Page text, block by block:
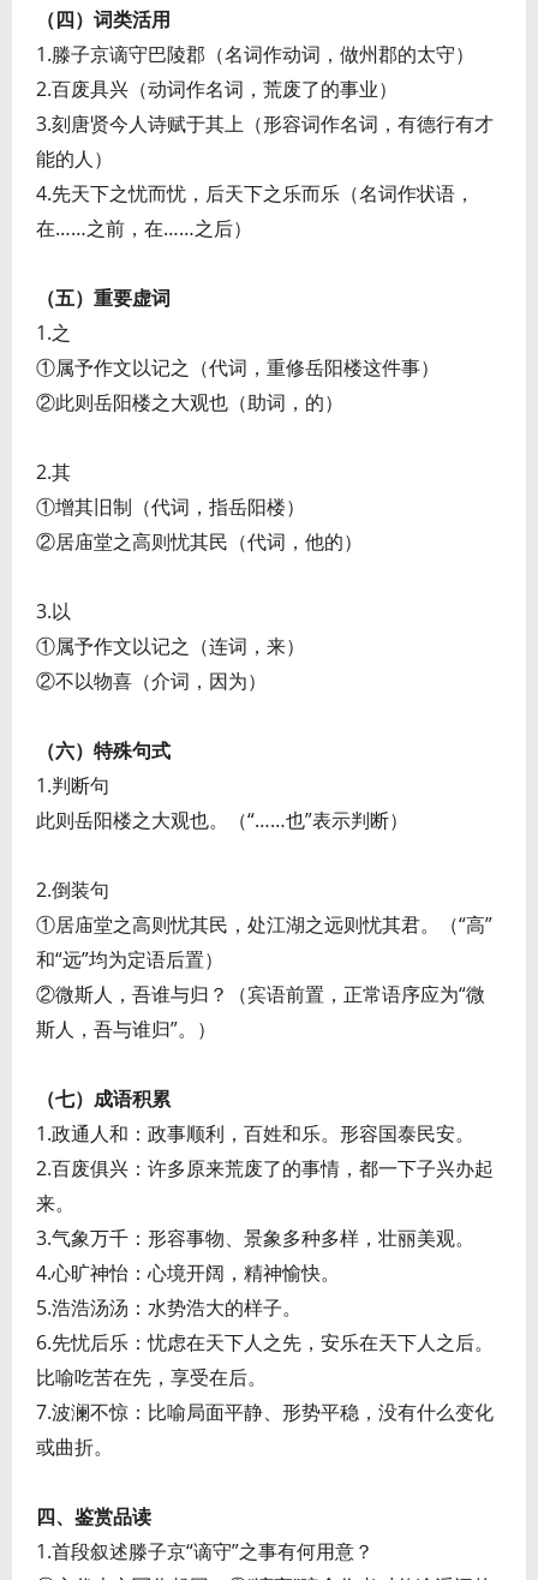
（四）词类活用
1.滕子京谪守巴陵郡（名词作动词，做州郡的太守）
2.百废具兴（动词作名词，荒废了的事业）
3.刻唐贤今人诗赋于其上（形容词作名词，有德行有才
能的人）
4.先天下之忧而忧，后天下之乐而乐（名词作状语，
在……之前，在……之后）
（五）重要虚词
1.之
①属予作文以记之（代词，重修岳阳楼这件事）
②此则岳阳楼之大观也（助词，的）
2.其
①增其旧制（代词，指岳阳楼）
②居庙堂之高则忧其民（代词，他的）
3.以
①属予作文以记之（连词，来）
②不以物喜（介词，因为）
（六）特殊句式
1.判断句
此则岳阳楼之大观也。（“……也”表示判断）
2.倒装句
①居庙堂之高则忧其民，处江湖之远则忧其君。（“高”
和“远”均为定语后置）
②微斯人，吾谁与归？（宾语前置，正常语序应为“微
斯人，吾与谁归”。）
（七）成语积累
1.政通人和：政事顺利，百姓和乐。形容国泰民安。
2.百废俱兴：许多原来荒废了的事情，都一下子兴办起
来。
3.气象万千：形容事物、景象多种多样，壮丽美观。
4.心旷神怡：心境开阔，精神愉快。
5.浩浩汤汤：水势浩大的样子。
6.先忧后乐：忧虑在天下人之先，安乐在天下人之后。
比喻吃苦在先，享受在后。
7.波澜不惊：比喻局面平静、形势平稳，没有什么变化
或曲折。
四、鉴赏品读
1.首段叙述滕子京“谪守”之事有何用意？